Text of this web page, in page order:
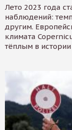
Лето 2023 года
наблюдений:
другим.
климата
тёплым в истории